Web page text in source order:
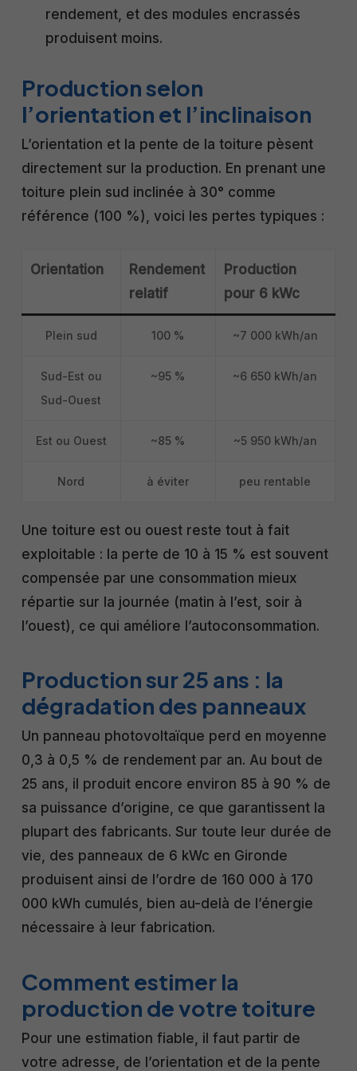
rendement, et des modules encrassés
produisent moins.
Production selon
l’orientation et l’inclinaison
L’orientation et la pente de la toiture pèsent
directement sur la production. En prenant une
toiture plein sud inclinée à 30° comme
référence (100 %), voici les pertes typiques :
Orientation
Rendement
relatif
Production
pour 6 kWc
Plein sud 100 % ~7 000 kWh/an
Sud-Est ou
Sud-Ouest
~95 % ~6 650 kWh/an
Est ou Ouest ~85 % ~5 950 kWh/an
Nord à éviter peu rentable
Une toiture est ou ouest reste tout à fait
exploitable : la perte de 10 à 15 % est souvent
compensée par une consommation mieux
répartie sur la journée (matin à l’est, soir à
l’ouest), ce qui améliore l’autoconsommation.
Production sur 25 ans : la
dégradation des panneaux
Un panneau photovoltaïque perd en moyenne
0,3 à 0,5 % de rendement par an. Au bout de
25 ans, il produit encore environ 85 à 90 % de
sa puissance d’origine, ce que garantissent la
plupart des fabricants. Sur toute leur durée de
vie, des panneaux de 6 kWc en Gironde
produisent ainsi de l’ordre de 160 000 à 170
000 kWh cumulés, bien au-delà de l’énergie
nécessaire à leur fabrication.
Comment estimer la
production de votre toiture
Pour une estimation fiable, il faut partir de
votre adresse, de l’orientation et de la pente